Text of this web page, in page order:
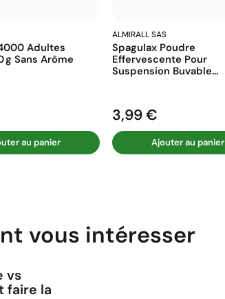
Adultes
G Sans Arôme
au panier
ALMIRALL SAS
Spagulax Poudre
Effervescente Pour
Suspension Buvable...
Prix
3,99 €
Ajouter au panier
vous intéresser
vs
faire la